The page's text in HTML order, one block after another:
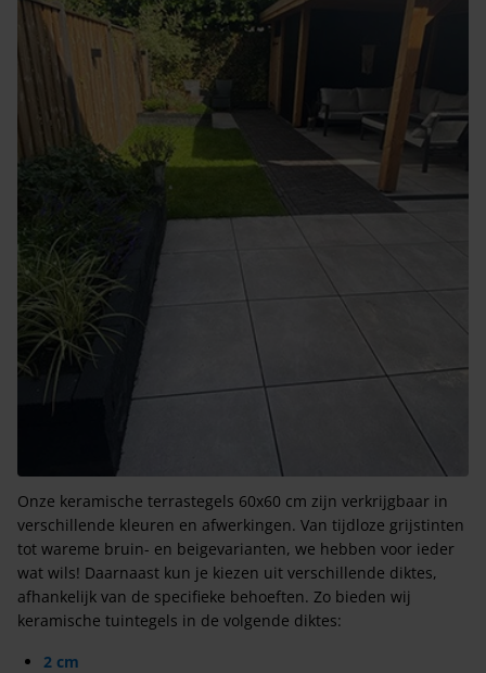
Onze keramische terrastegels 60x60 cm zijn verkrijgbaar in
verschillende kleuren en afwerkingen. Van tijdloze grijstinten
tot wareme bruin- en beigevarianten, we hebben voor ieder
wat wils! Daarnaast kun je kiezen uit verschillende diktes,
afhankelijk van de specifieke behoeften. Zo bieden wij
keramische tuintegels in de volgende diktes:
2 cm